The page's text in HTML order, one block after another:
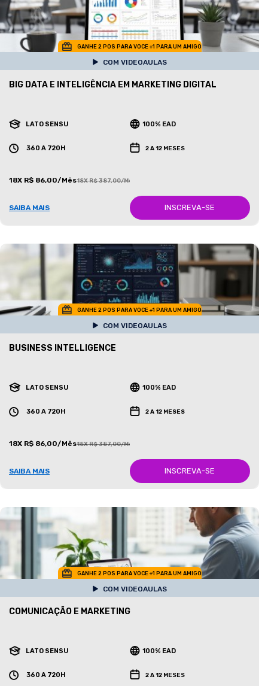
GANHE 2 POS PARA VOCE +1 PARA UM AMIGO
COM VIDEOAULAS
BIG DATA E INTELIGÊNCIA EM MARKETING DIGITAL
LATO SENSU 100% EAD
360 A 720H 2 A 12 MESES
18X R$ 86,00/Mês18X R$ 387,00/Mês
SAIBA MAIS INSCREVA-SE
GANHE 2 POS PARA VOCE +1 PARA UM AMIGO
COM VIDEOAULAS
BUSINESS INTELLIGENCE
LATO SENSU 100% EAD
360 A 720H 2 A 12 MESES
18X R$ 86,00/Mês18X R$ 387,00/Mês
SAIBA MAIS INSCREVA-SE
GANHE 2 POS PARA VOCE +1 PARA UM AMIGO
COM VIDEOAULAS
COMUNICAÇÃO E MARKETING
LATO SENSU 100% EAD
360 A 720H 2 A 12 MESES